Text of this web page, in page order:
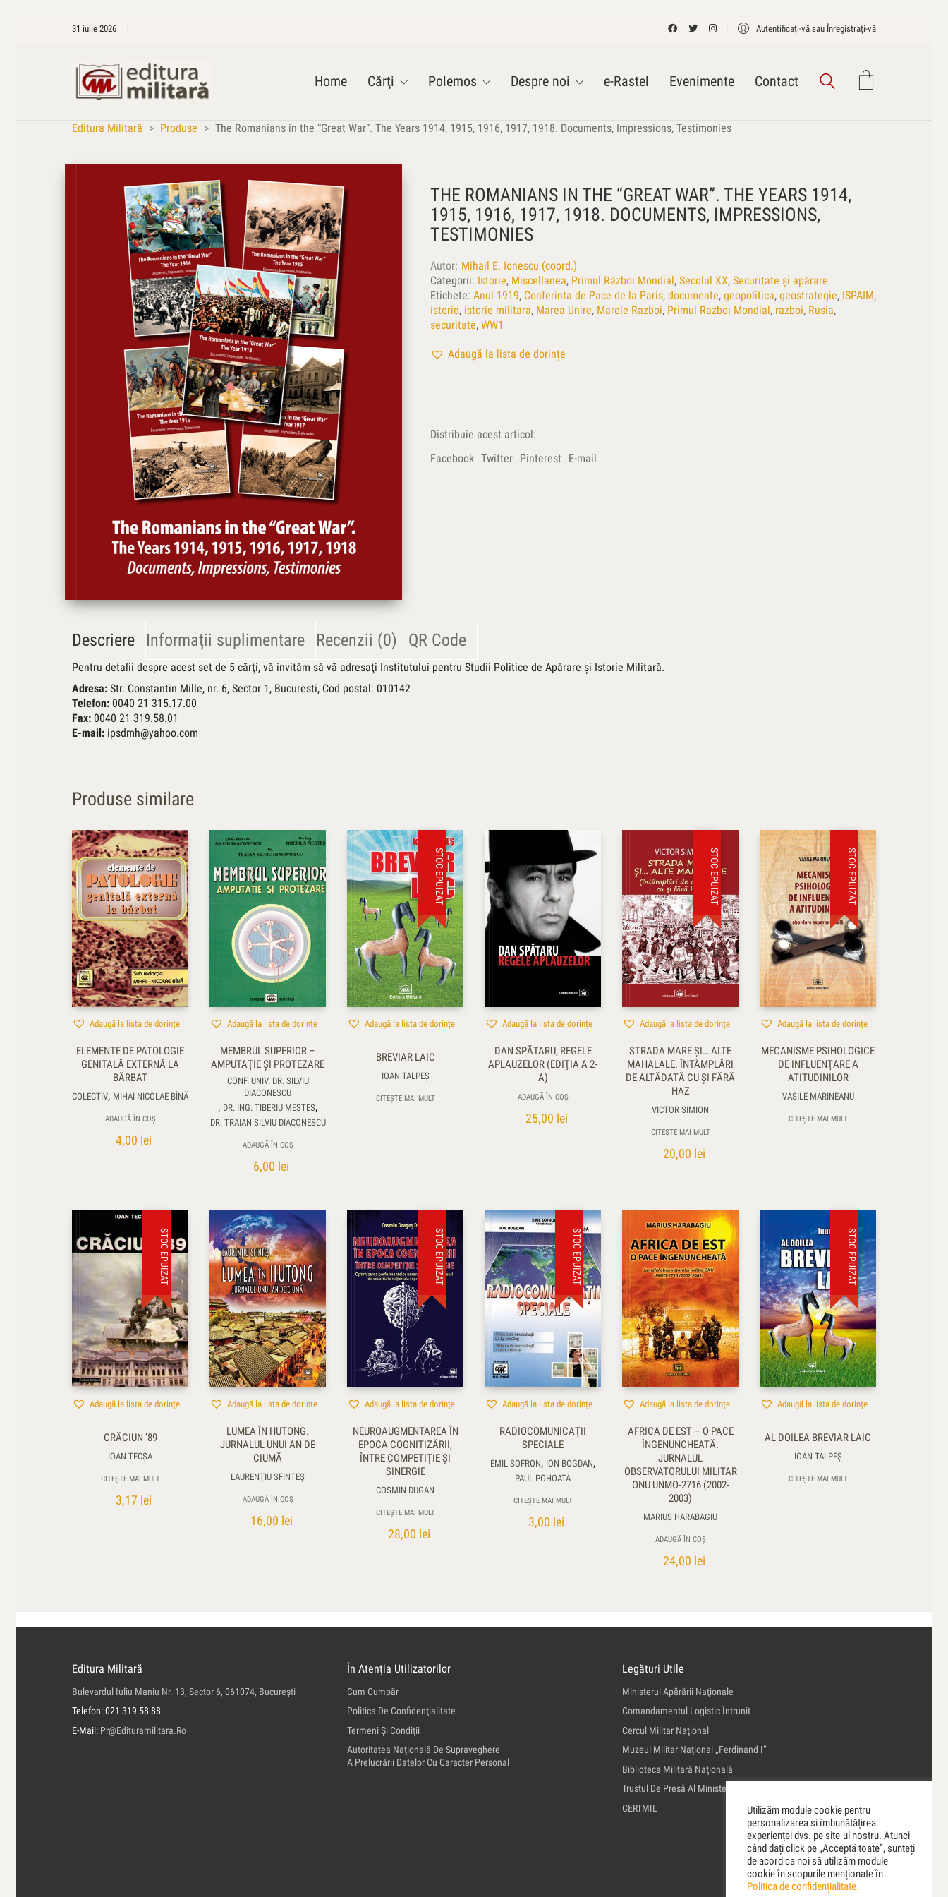
31 iulie 2026 Autentificați-vă sau Înregistrați-vă
Home Cărţi Polemos Despre noi e-Rastel Evenimente Contact
Editura Militară > Produse > The Romanians in the “Great War”. The Years 1914, 1915, 1916, 1917, 1918. Documents, Impressions, Testimonies
THE ROMANIANS IN THE “GREAT WAR”. THE YEARS 1914,
1915, 1916, 1917, 1918. DOCUMENTS, IMPRESSIONS,
TESTIMONIES
Autor Mihail E. Ionescu (coord.)
Categorii: Istorie, Miscellanea, Primul Război Mondial, Secolul XX, Securitate și apărare
Etichete: Anul 1919, Conferinta de Pace de la Paris, documente, geopolitica, geostrategie, ISPAIM,
istorie, istorie militara, Marea Unire, Marele Razboi, Primul Razboi Mondial, razboi, Rusia,
securitate, WW1
Adaugă la lista de dorințe
Distribuie acest articol:
Facebook Twitter Pinterest E-mail
Descriere Informații suplimentare Recenzii (0) QR Code
Pentru detalii despre acest set de 5 cărţi, vă invităm să vă adresaţi Institutului pentru Studii Politice de Apărare şi Istorie Militară.
Adresa: Str. Constantin Mille, nr. 6, Sector 1, Bucuresti, Cod postal: 010142
Telefon: 0040 21 315.17.00
Fax: 0040 21 319.58.01
E-mail: ipsdmh@yahoo.com
Produse similare
Adaugă la lista de dorințe
ELEMENTE DE PATOLOGIE
GENITALĂ EXTERNĂ LA
BĂRBAT
COLECTIV, MIHAI NICOLAE BÎNĂ
ADAUGĂ ÎN COȘ
4,00 lei
Adaugă la lista de dorințe
MEMBRUL SUPERIOR –
AMPUTAŢIE ŞI PROTEZARE
CONF. UNIV. DR. SILVIU
DIACONESCU
, DR. ING. TIBERIU MESTES,
DR. TRAIAN SILVIU DIACONESCU
ADAUGĂ ÎN COȘ
6,00 lei
STOC EPUIZAT
Adaugă la lista de dorințe
BREVIAR LAIC
IOAN TALPEŞ
CITEȘTE MAI MULT
Adaugă la lista de dorințe
DAN SPĂTARU, REGELE
APLAUZELOR (EDIŢIA A 2-
A)
ADAUGĂ ÎN COȘ
25,00 lei
STOC EPUIZAT
Adaugă la lista de dorințe
STRADA MARE ŞI… ALTE
MAHALALE. ÎNTÂMPLĂRI
DE ALTĂDATĂ CU ŞI FĂRĂ
HAZ
VICTOR SIMION
CITEȘTE MAI MULT
20,00 lei
STOC EPUIZAT
Adaugă la lista de dorințe
MECANISME PSIHOLOGICE
DE INFLUENŢARE A
ATITUDINILOR
VASILE MARINEANU
CITEȘTE MAI MULT
STOC EPUIZAT
Adaugă la lista de dorințe
CRĂCIUN ’89
IOAN TECŞA
CITEȘTE MAI MULT
3,17 lei
Adaugă la lista de dorințe
LUMEA ÎN HUTONG.
JURNALUL UNUI AN DE
CIUMĂ
LAURENŢIU SFINTEȘ
ADAUGĂ ÎN COȘ
16,00 lei
STOC EPUIZAT
Adaugă la lista de dorințe
NEUROAUGMENTAREA ÎN
EPOCA COGNITIZĂRII,
ÎNTRE COMPETIȚIE ȘI
SINERGIE
COSMIN DUGAN
CITEȘTE MAI MULT
28,00 lei
STOC EPUIZAT
Adaugă la lista de dorințe
RADIOCOMUNICAŢII
SPECIALE
EMIL SOFRON, ION BOGDAN,
PAUL POHOATA
CITEȘTE MAI MULT
3,00 lei
Adaugă la lista de dorințe
AFRICA DE EST – O PACE
ÎNGENUNCHEATĂ.
JURNALUL
OBSERVATORULUI MILITAR
ONU UNMO-2716 (2002-
2003)
MARIUS HARABAGIU
ADAUGĂ ÎN COȘ
24,00 lei
STOC EPUIZAT
Adaugă la lista de dorințe
AL DOILEA BREVIAR LAIC
IOAN TALPEŞ
CITEȘTE MAI MULT
Editura Militară
Bulevardul Iuliu Maniu Nr. 13, Sector 6, 061074, Bucureşti
Telefon: 021 319 58 88
E-Mail: Pr@edituramilitara.ro
În Atenția Utilizatorilor
Cum Cumpăr
Politica De Confidenţialitate
Termeni Şi Condiţii
Autoritatea Naţională De Supraveghere
A Prelucrării Datelor Cu Caracter Personal
Legături Utile
Ministerul Apărării Naţionale
Comandamentul Logistic Întrunit
Cercul Militar Naţional
Muzeul Militar Naţional „Ferdinand I”
Biblioteca Militară Naţională
Trustul De Presă Al Ministerului Apărării Naţionale
CERTMIL
Utilizăm module cookie pentru
personalizarea și îmbunătățirea
experienței dvs. pe site-ul nostru. Atunci
când dați click pe „Acceptă toate”, sunteți
de acord ca noi să utilizăm module
cookie în scopurile menționate în
Politica de confidențialitate.